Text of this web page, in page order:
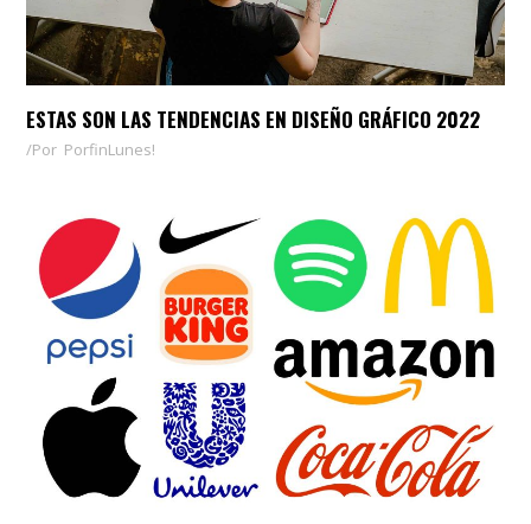
ESTAS SON LAS TENDENCIAS EN DISEÑO GRÁFICO 2022
Por PorfinLunes!